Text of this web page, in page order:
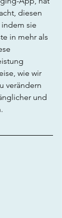
diesen
sie
in mehr als
wie wir
verändern
und